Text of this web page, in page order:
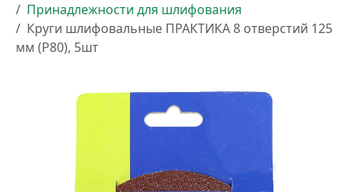
Принадлежности для шлифования
Круги шлифовальные ПРАКТИКА 8 отверстий 125
мм (Р80), 5шт